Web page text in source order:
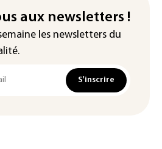
aux newsletters !
les newsletters du
S'inscrire